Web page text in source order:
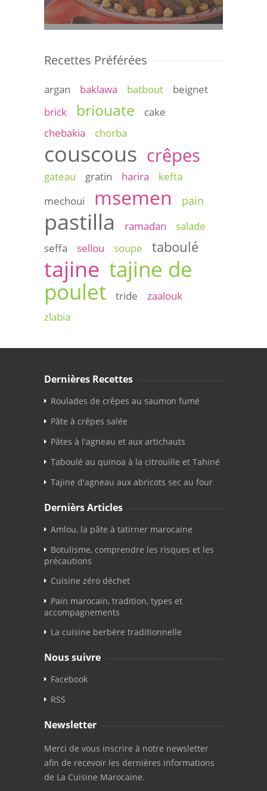
Recettes Préférées
argan baklawa batbout
beignet
brick
briouate
cake
chebakia
chorba
couscous crêpes
gateau gratin harira
kefta
mechoui
msemen pain
pastilla ramadan
salade
seffa
sellou soupe taboulé
tajine tajine de
poulet
tride
zaalouk
zlabia
Dernières Recettes
Roulades de crêpes au saumon fumé
Pâte à crêpes salée
Pâtes à l'agneau et aux artichauts
Taboulé au quinoa à la citrouille et Tahiné
Tajine d'agneau aux abricots sec au four
Dernièrs Articles
Amlou, la pâte à tatirner marocaine
Botulisme, comprendre les risques et les
précautions
Cuisine zéro déchet
Pain marocain, tradition, types et
accompagnements
La cuisine berbère traditionnelle
Nous suivre
Facebook
RSS
Newsletter
Merci de vous inscrire à notre newsletter
afin de recevoir les dernières informations
de La Cuisine Marocaine.